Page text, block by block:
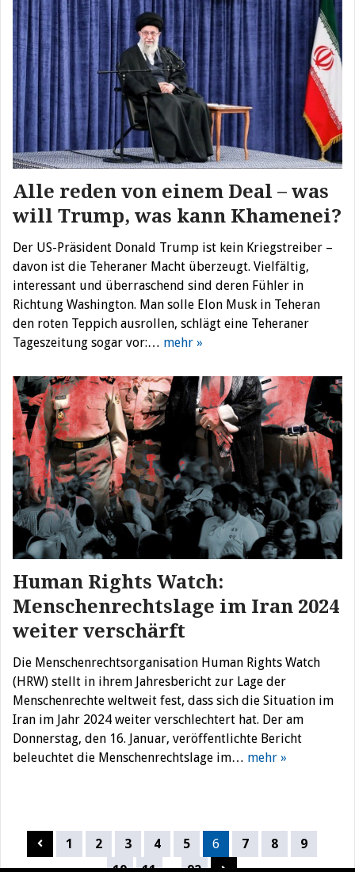
Alle reden von einem Deal – was
will Trump, was kann Khamenei?
Der US-Präsident Donald Trump ist kein Kriegstreiber –
davon ist die Teheraner Macht überzeugt. Vielfältig,
interessant und überraschend sind deren Fühler in
Richtung Washington. Man solle Elon Musk in Teheran
den roten Teppich ausrollen, schlägt eine Teheraner
Tageszeitung sogar vor:… mehr »
Human Rights Watch:
Menschenrechtslage im Iran 2024
weiter verschärft
Die Menschenrechtsorganisation Human Rights Watch
(HRW) stellt in ihrem Jahresbericht zur Lage der
Menschenrechte weltweit fest, dass sich die Situation im
Iran im Jahr 2024 weiter verschlechtert hat. Der am
Donnerstag, den 16. Januar, veröffentlichte Bericht
beleuchtet die Menschenrechtslage im… mehr »
Seitennummerierung
der
1 2 3 4 5 6 7 8
9
…